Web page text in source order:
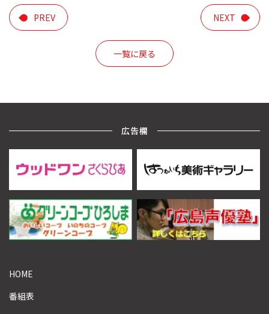
PREV
一覧に戻る
NEXT
広告欄
HOME
番組表